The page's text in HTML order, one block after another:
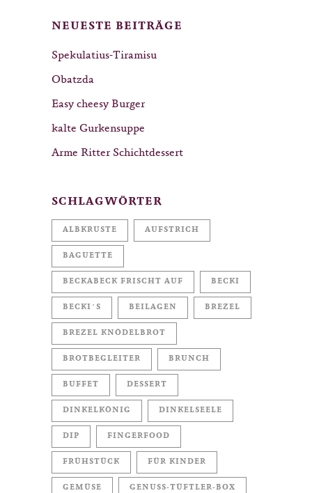
NEUESTE BEITRÄGE
Spekulatius-Tiramisu
Obatzda
Easy cheesy Burger
kalte Gurkensuppe
Arme Ritter Schichtdessert
SCHLAGWÖRTER
ALBKRUSTE AUFSTRICH
BAGUETTE
BECKABECK FRISCHT AUF BECKI
BECKI´S BEILAGEN BREZEL
BREZEL KNÖDELBROT
BROTBEGLEITER BRUNCH
BUFFET DESSERT
DINKELKÖNIG DINKELSEELE
DIP FINGERFOOD
FRÜHSTÜCK FÜR KINDER
GEMÜSE GENUSS-TÜFTLER-BOX